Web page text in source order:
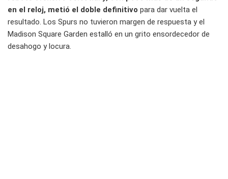
en el reloj, metió el doble definitivo para dar vuelta el
resultado. Los Spurs no tuvieron margen de respuesta y el
Madison Square Garden estalló en un grito ensordecedor de
desahogo y locura.